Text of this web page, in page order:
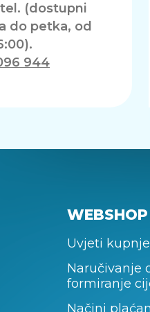
(dostupni
do petka, od
944
WEBSHOP
Uvjeti kupnje
Naručivanje
formiranje
Načini